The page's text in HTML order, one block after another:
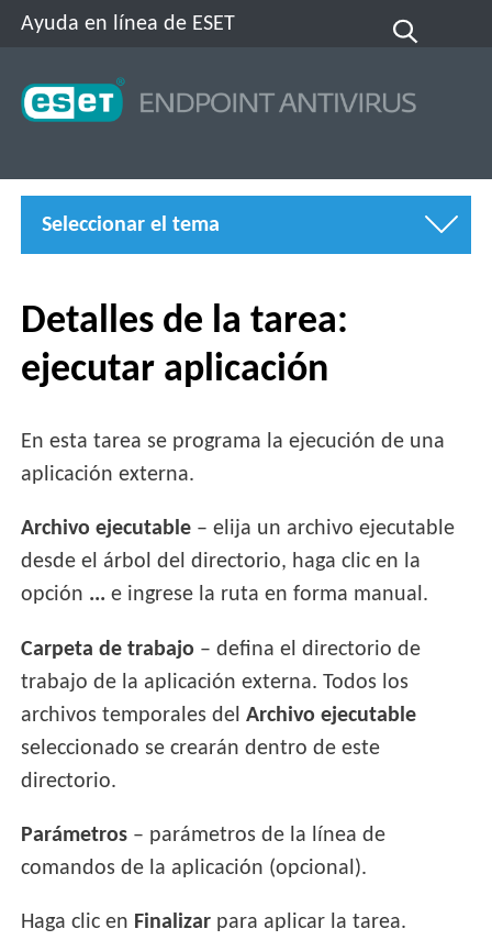
Ayuda en línea de ESET
Seleccionar el tema
Detalles de la tarea:
ejecutar aplicación
En esta tarea se programa la ejecución de una
aplicación externa.
Archivo ejecutable – elija un archivo ejecutable
desde el árbol del directorio, haga clic en la
opción ... e ingrese la ruta en forma manual.
Carpeta de trabajo – defina el directorio de
trabajo de la aplicación externa. Todos los
archivos temporales delArchivo ejecutable
seleccionado se crearán dentro de este
directorio.
Parámetros – parámetros de la línea de
comandos de la aplicación (opcional).
Haga clic en Finalizar para aplicar la tarea.